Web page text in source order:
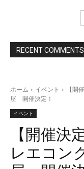
RECENT COMMENTS